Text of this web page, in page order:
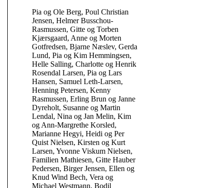
Pia og Ole Berg, Poul Christian
Jensen,Helmer Busschou-
Rasmussen, Gitte og Torben
Kjærsgaard, Anne og Morten
Gotfredsen, Bjarne Næslev, Gerda
Lund, Pia og Kim Hemmingsen,
Helle Salling, Charlotte og Henrik
Rosendal Larsen, Pia og Lars
Hansen, Samuel Leth-Larsen,
Henning Petersen, Kenny
Rasmussen, Erling Brun og Janne
Dyreholt, Susanne og Martin
Lendal, Nina og Jan Melin, Kim
og Ann-Margrethe Korsled,
Marianne Hegyi, Heidi og Per
Quist Nielsen, Kirsten og Kurt
Larsen, Yvonne Viskum Nielsen,
Familien Mathiesen, Gitte Hauber
Pedersen, Birger Jensen, Ellen og
Knud Wind Bech, Vera og
Michael Westmann, Bodil